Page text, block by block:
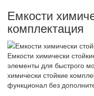
Емкости
комплектация
Емкости химически
элементы для быстрого
химически стойкие
функционал без